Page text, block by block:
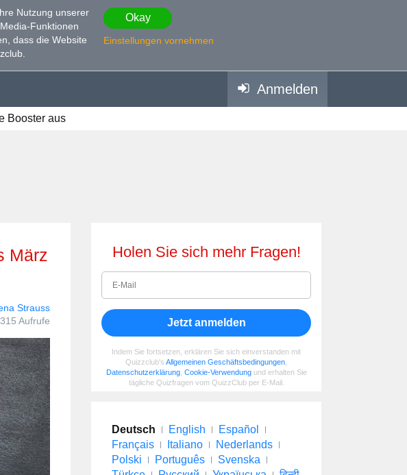
Nutzung unserer
Funktionen
dass die Website
Okay
Einstellungen vornehmen
Anmelden
Booster aus
Strauss
Aufrufe
Holen Sie sich mehr Fragen!
Jetzt anmelden
Indem Sie fortsetzen, erklären Sie sich einverstanden mit
Quizzclub's Allgemeinen Geschäftsbedingungen
Datenschutzerklärung, Cookie-Verwendungund erhalten Sie
tägliche Quizfragen vom QuizzClub per E-Mail.
Deutsch English
Español
Français
Italiano
Nederlands
Polski
Português
Svenska